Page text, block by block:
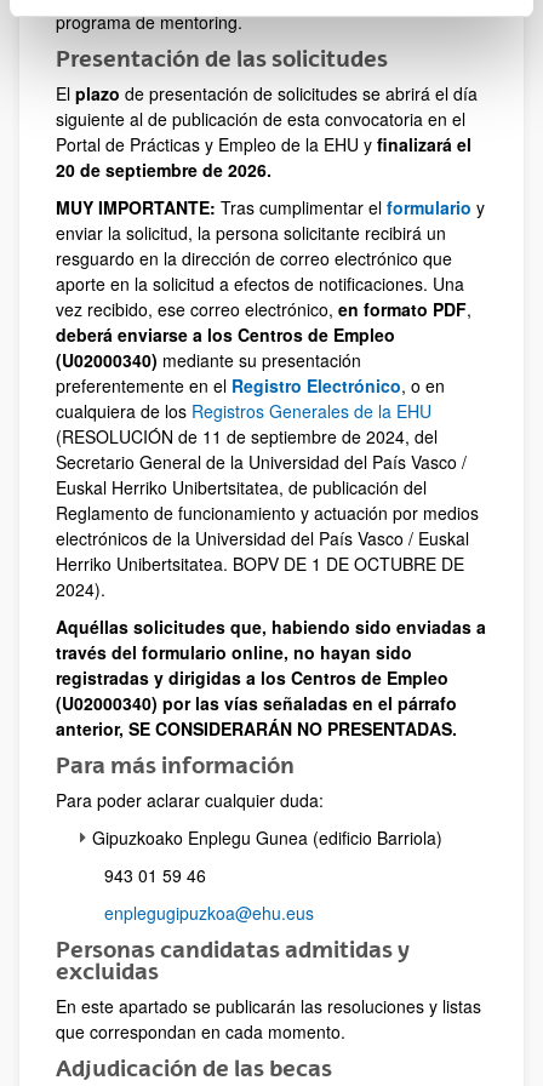
programa de mentoring.
Presentación de las solicitudes
El plazo de presentación de solicitudes se abrirá el día
siguiente al de publicación de esta convocatoria en el
Portal de Prácticas y Empleo de la EHU y finalizará el
20 de septiembre de 2026.
MUY IMPORTANTE: Tras cumplimentar el formulario y
enviar la solicitud, la persona solicitante recibirá un
resguardo en la dirección de correo electrónico que
aporte en la solicitud a efectos de notificaciones. Una
vez recibido, ese correo electrónico, en formato PDF,
deberá enviarse a los Centros de Empleo
(U02000340) mediante su presentación
preferentemente en el Registro Electrónico, o en
cualquiera de los Registros Generales de la EHU
(RESOLUCIÓN de 11 de septiembre de 2024, del
Secretario General de la Universidad del País Vasco /
Euskal Herriko Unibertsitatea, de publicación del
Reglamento de funcionamiento y actuación por medios
electrónicos de la Universidad del País Vasco / Euskal
Herriko Unibertsitatea. BOPV DE 1 DE OCTUBRE DE
2024).
Aquéllas solicitudes que, habiendo sido enviadas a
través del formulario online, no hayan sido
registradas y dirigidas a los Centros de Empleo
(U02000340) por las vías señaladas en el párrafo
anterior, SE CONSIDERARÁN NO PRESENTADAS.
Para más información
Para poder aclarar cualquier duda:
Gipuzkoako Enplegu Gunea (edificio Barriola)
943 01 59 46
enplegugipuzkoa@ehu.eus
Personas candidatas admitidas y
excluidas
En este apartado se publicarán las resoluciones y listas
que correspondan en cada momento.
Adjudicación de las becas